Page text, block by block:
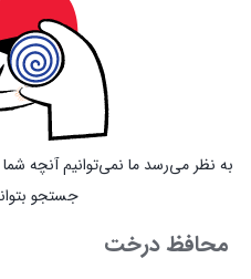
به نظر می‌رسد ما نمی‌توانیم آنچه
جستجو
محافظ درخت